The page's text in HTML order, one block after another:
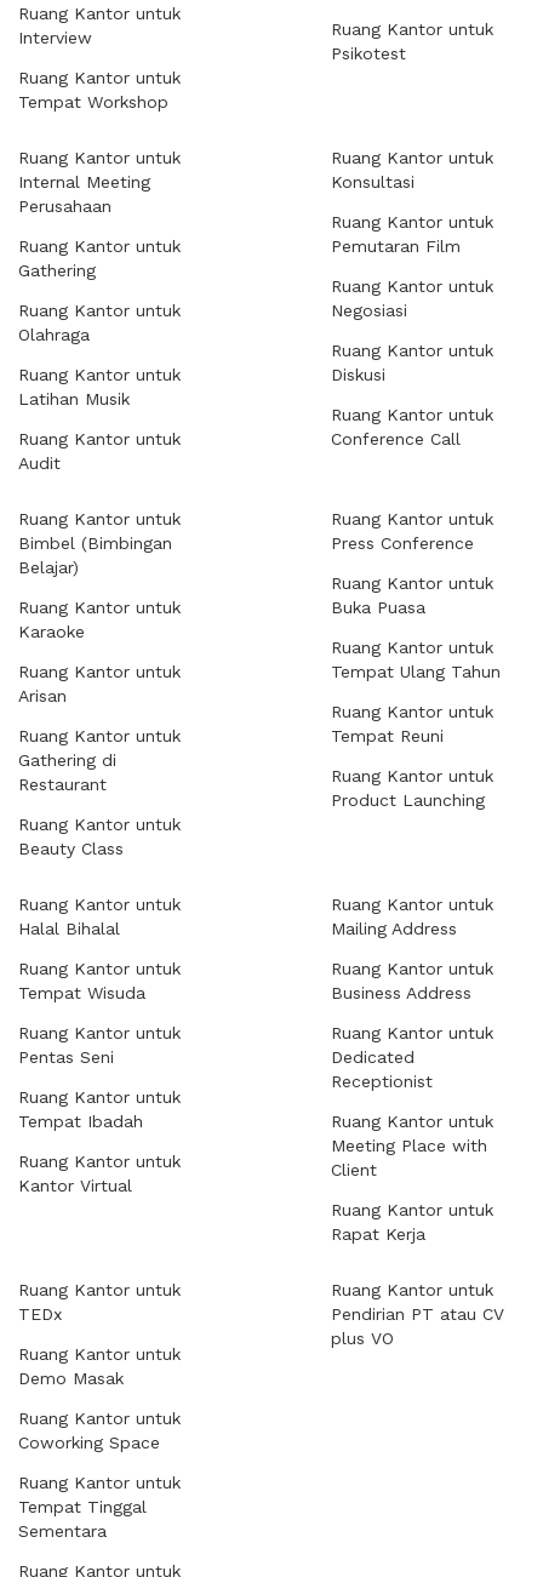
Ruang Kantor untuk
Interview
Ruang Kantor untuk
Tempat Workshop
Ruang Kantor untuk
Psikotest
Ruang Kantor untuk
Internal Meeting
Perusahaan
Ruang Kantor untuk
Gathering
Ruang Kantor untuk
Olahraga
Ruang Kantor untuk
Latihan Musik
Ruang Kantor untuk
Audit
Ruang Kantor untuk
Konsultasi
Ruang Kantor untuk
Pemutaran Film
Ruang Kantor untuk
Negosiasi
Ruang Kantor untuk
Diskusi
Ruang Kantor untuk
Conference Call
Ruang Kantor untuk
Bimbel (Bimbingan
Belajar)
Ruang Kantor untuk
Karaoke
Ruang Kantor untuk
Arisan
Ruang Kantor untuk
Gathering di
Restaurant
Ruang Kantor untuk
Beauty Class
Ruang Kantor untuk
Press Conference
Ruang Kantor untuk
Buka Puasa
Ruang Kantor untuk
Tempat Ulang Tahun
Ruang Kantor untuk
Tempat Reuni
Ruang Kantor untuk
Product Launching
Ruang Kantor untuk
Halal Bihalal
Ruang Kantor untuk
Tempat Wisuda
Ruang Kantor untuk
Pentas Seni
Ruang Kantor untuk
Tempat Ibadah
Ruang Kantor untuk
Kantor Virtual
Ruang Kantor untuk
Mailing Address
Ruang Kantor untuk
Business Address
Ruang Kantor untuk
Dedicated
Receptionist
Ruang Kantor untuk
Meeting Place with
Client
Ruang Kantor untuk
Rapat Kerja
Ruang Kantor untuk
TEDx
Ruang Kantor untuk
Demo Masak
Ruang Kantor untuk
Coworking Space
Ruang Kantor untuk
Tempat Tinggal
Sementara
Ruang Kantor untuk
Ruang Kantor untuk
Pendirian PT atau CV
plus VO